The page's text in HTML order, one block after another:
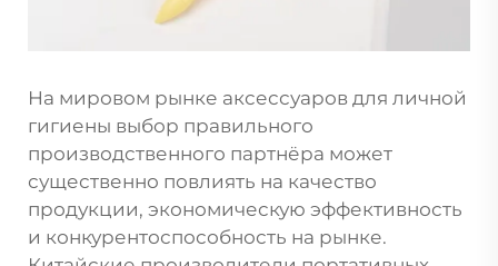
На мировом рынке аксессуаров для личной
гигиены выбор правильного
производственного партнёра может
существенно повлиять на качество
продукции, экономическую эффективность
и конкурентоспособность на рынке.